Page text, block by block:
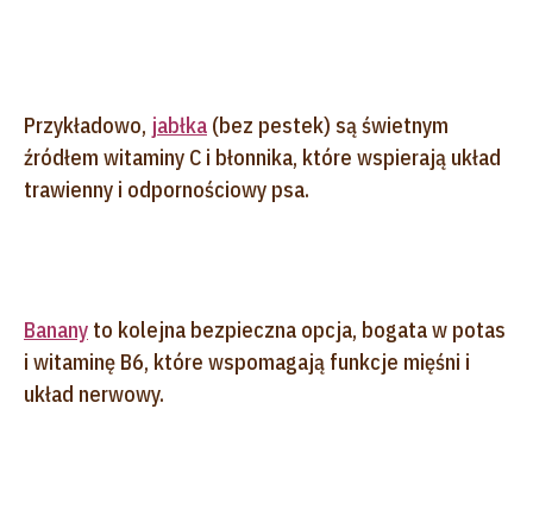
Przykładowo, jabłka (bez pestek) są świetnym
źródłem witaminy C i błonnika, które wspierają układ
trawienny i odpornościowy psa.
Banany to kolejna bezpieczna opcja, bogata w potas
i witaminę B6, które wspomagają funkcje mięśni i
układ nerwowy.